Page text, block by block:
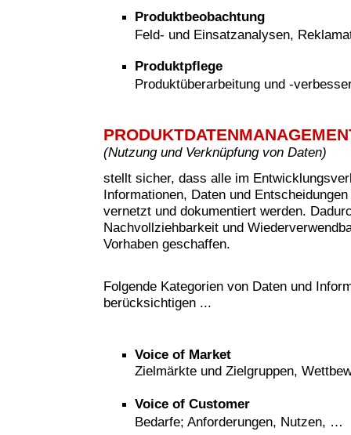
Produktbeobachtung
Feld- und Einsatzanalysen,
Produktpflege
Produktüberarbeitung und -
(Nutzung und Verknüpfung von Daten)
stellt sicher, dass alle im
Informationen, Daten und
vernetzt und dokumentiert werden.
Nachvollziehbarkeit und
Vorhaben geschaffen.
Folgende Kategorien von Daten und
berücksichtigen ...
Voice of Market
Zielmärkte und Zielgruppen,
Voice of Customer
Bedarfe; Anforderungen, Nutzen, …